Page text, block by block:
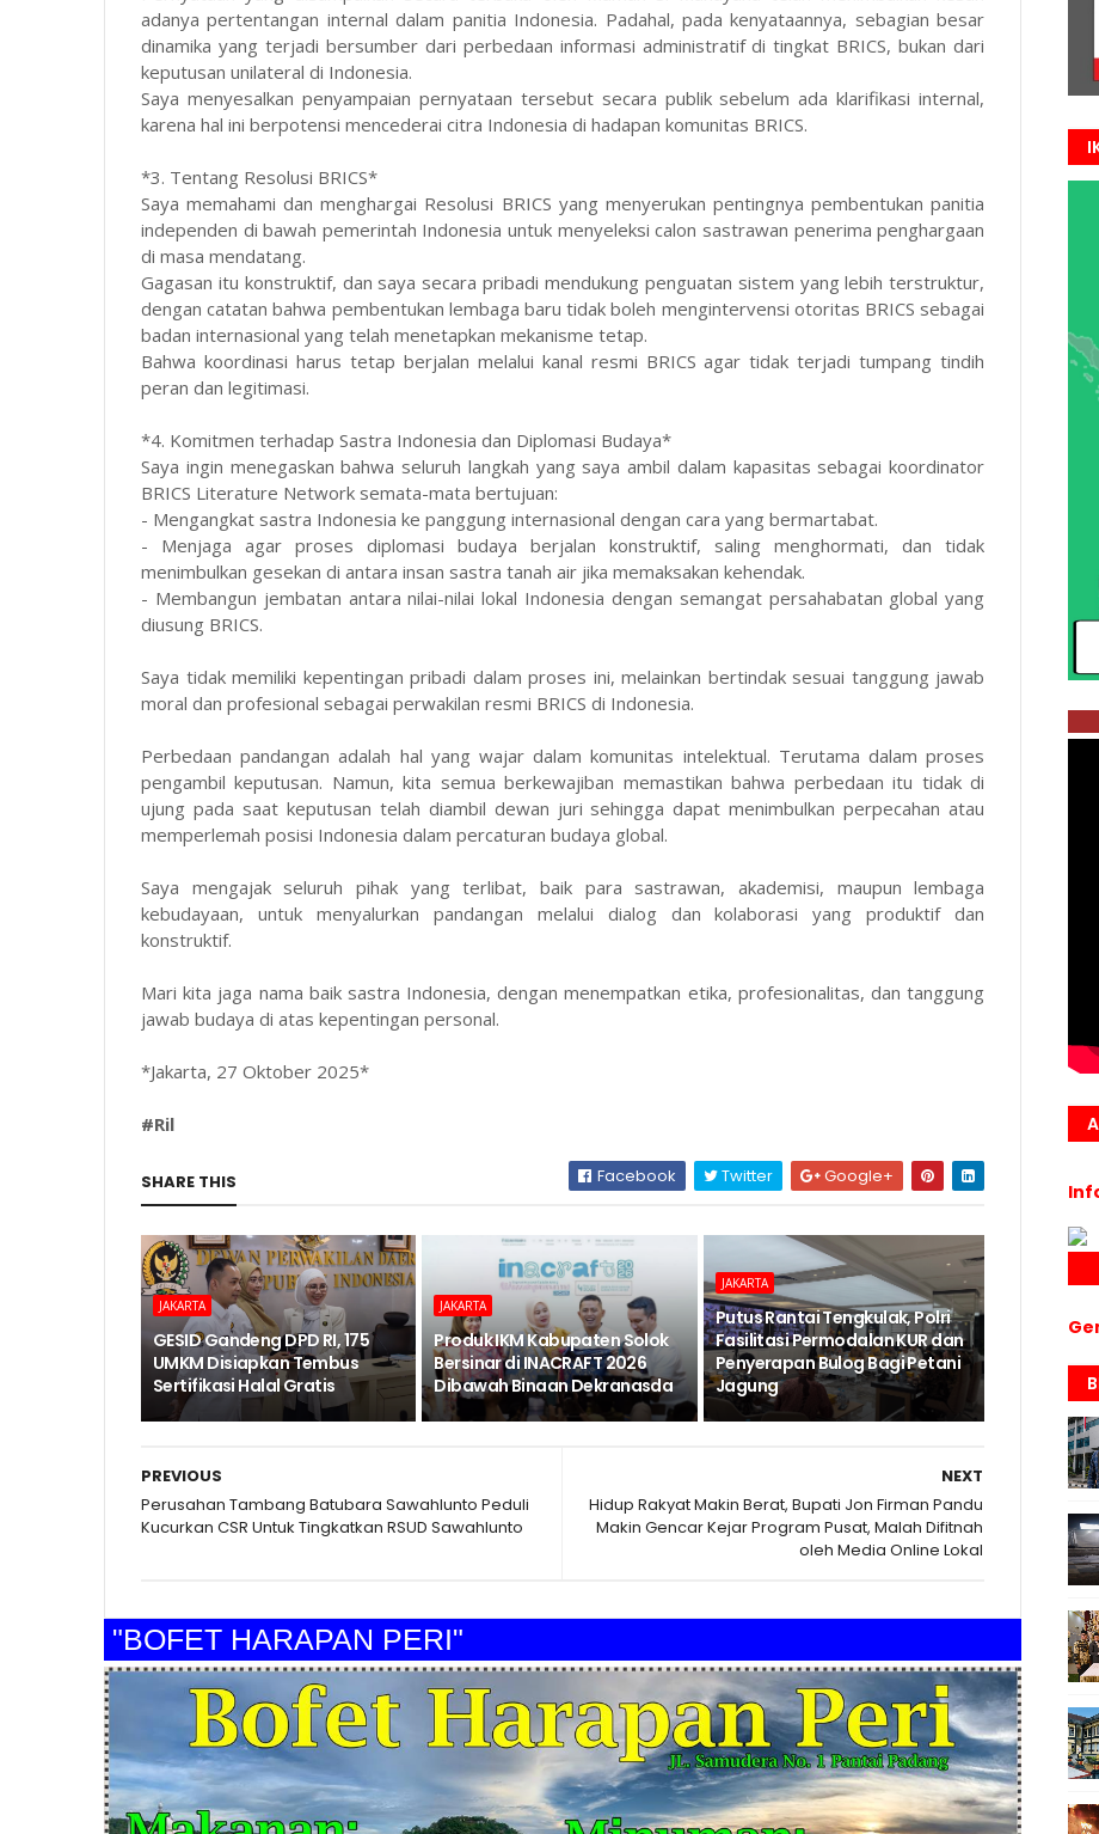
adanya pertentangan internal dalam panitia Indonesia. Padahal, pada kenyataannya, sebagian besar
dinamika yang terjadi bersumber dari perbedaan informasi administratif di tingkat BRICS, bukan dari
keputusan unilateral di Indonesia.
Saya menyesalkan penyampaian pernyataan tersebut secara publik sebelum ada klarifikasi internal,
karena hal ini berpotensi mencederai citra Indonesia di hadapan komunitas BRICS.
*3. Tentang Resolusi BRICS*
Saya memahami dan menghargai Resolusi BRICS yang menyerukan pentingnya pembentukan panitia
independen di bawah pemerintah Indonesia untuk menyeleksi calon sastrawan penerima penghargaan
di masa mendatang.
Gagasan itu konstruktif, dan saya secara pribadi mendukung penguatan sistem yang lebih terstruktur,
dengan catatan bahwa pembentukan lembaga baru tidak boleh mengintervensi otoritas BRICS sebagai
badan internasional yang telah menetapkan mekanisme tetap.
Bahwa koordinasi harus tetap berjalan melalui kanal resmi BRICS agar tidak terjadi tumpang tindih
peran dan legitimasi.
*4. Komitmen terhadap Sastra Indonesia dan Diplomasi Budaya*
Saya ingin menegaskan bahwa seluruh langkah yang saya ambil dalam kapasitas sebagai koordinator
BRICS Literature Network semata-mata bertujuan:
- Mengangkat sastra Indonesia ke panggung internasional dengan cara yang bermartabat.
- Menjaga agar proses diplomasi budaya berjalan konstruktif, saling menghormati, dan tidak
menimbulkan gesekan di antara insan sastra tanah air jika memaksakan kehendak.
- Membangun jembatan antara nilai-nilai lokal Indonesia dengan semangat persahabatan global yang
diusung BRICS.
Saya tidak memiliki kepentingan pribadi dalam proses ini, melainkan bertindak sesuai tanggung jawab
moral dan profesional sebagai perwakilan resmi BRICS di Indonesia.
Perbedaan pandangan adalah hal yang wajar dalam komunitas intelektual. Terutama dalam proses
pengambil keputusan. Namun, kita semua berkewajiban memastikan bahwa perbedaan itu tidak di
ujung pada saat keputusan telah diambil dewan juri sehingga dapat menimbulkan perpecahan atau
memperlemah posisi Indonesia dalam percaturan budaya global.
Saya mengajak seluruh pihak yang terlibat, baik para sastrawan, akademisi, maupun lembaga
kebudayaan, untuk menyalurkan pandangan melalui dialog dan kolaborasi yang produktif dan
konstruktif.
Mari kita jaga nama baik sastra Indonesia, dengan menempatkan etika, profesionalitas, dan tanggung
jawab budaya di atas kepentingan personal.
*Jakarta, 27 Oktober 2025*
#Ril
SHARE THIS Facebook Twitter Google+
JAKARTA
GESID Gandeng DPD RI, 175
UMKM Disiapkan Tembus
Sertifikasi Halal Gratis
JAKARTA
Produk IKM Kabupaten Solok
Bersinar di INACRAFT 2026
Dibawah Binaan Dekranasda
JAKARTA
Putus Rantai Tengkulak, Polri
Fasilitasi Permodalan KUR dan
Penyerapan Bulog Bagi Petani
Jagung
NEXT
Hidup Rakyat Makin Berat, Bupati Jon Firman Pandu
Makin Gencar Kejar Program Pusat, Malah Difitnah
oleh Media Online Lokal
PREVIOUS
Perusahan Tambang Batubara Sawahlunto Peduli
Kucurkan CSR Untuk Tingkatkan RSUD Sawahlunto
"BOFET HARAPAN PERI"